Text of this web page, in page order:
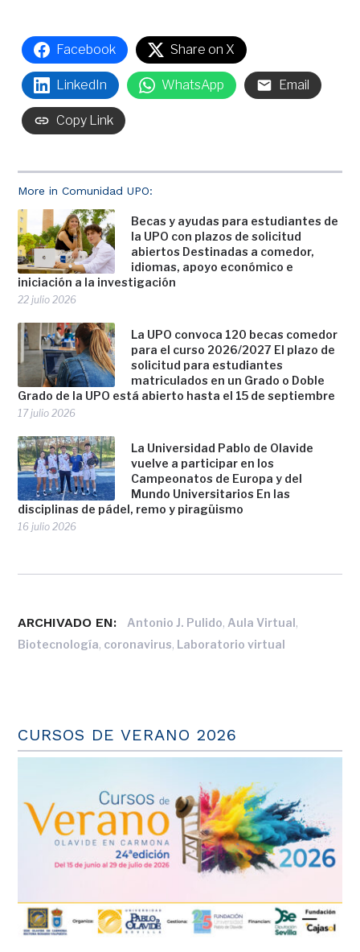
More in Comunidad UPO:
Becas y ayudas para estudiantes de
la UPO con plazos de solicitud
abiertos Destinadas a comedor,
idiomas, apoyo económico e
iniciación a la investigación
22 julio 2026
La UPO convoca 120 becas comedor
para el curso 2026/2027 El plazo de
solicitud para estudiantes
matriculados en un Grado o Doble
Grado de la UPO está abierto hasta el 15 de septiembre
17 julio 2026
La Universidad Pablo de Olavide
vuelve a participar en los
Campeonatos de Europa y del
Mundo Universitarios En las
disciplinas de pádel, remo y piragüismo
16 julio 2026
Facebook Share on X
LinkedIn WhatsApp Email
Copy Link
ARCHIVADO EN: Antonio J. Pulido,Aula Virtual,
Biotecnología, coronavirus, Laboratorio virtual
CURSOS DE VERANO 2026